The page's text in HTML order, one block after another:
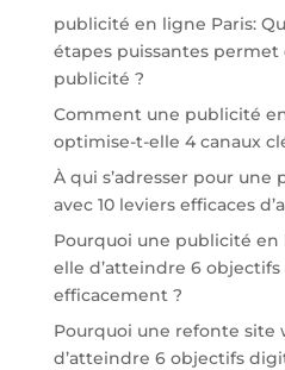
publicité en ligne Paris:
étapes puissantes permet
publicité ?
Comment une publicité
optimise-t-elle 4 canaux
À qui s’adresser pour
avec 10 leviers efficaces
Pourquoi une publicité
elle d’atteindre 6
efficacement ?
Pourquoi une refonte site
d’atteindre 6 objectifs